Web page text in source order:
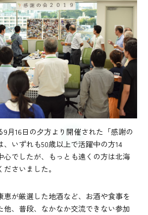
9月16日の夕方より開催された「感謝の
、いずれも50歳以上で活躍中の方14
心でしたが、もっとも遠くの方は北海
さいました。
恵が厳選した地酒など、お酒や食事を
他、普段、なかなか交流できない参加